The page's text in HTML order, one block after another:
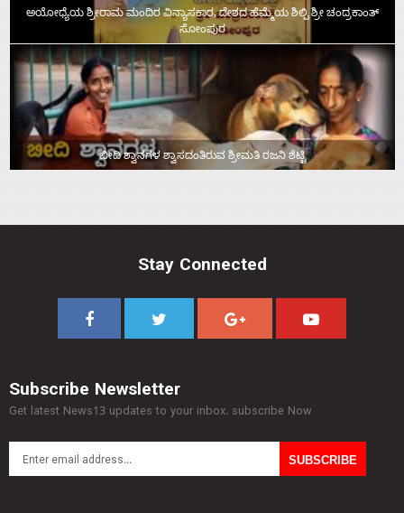
ಅಯೋಧ್ಯೆಯ ಶ್ರೀರಾಮ ಮಂದಿರ ವಿನ್ಯಾಸಕಾರ, ದೇಶದ ಹೆಮ್ಮೆಯ ಶಿಲ್ಪಿ ಶ್ರೀ ಚಂದ್ರಕಾಂತ್‌
ಸೋಂಪುರ
ಬೀದಿ ಶ್ವಾನಗಳ ಶ್ವಾಸದಂತಿರುವ ಶ್ರೀಮತಿ ರಜನಿ ಶೆಟ್ಟಿ
Stay Connected
Subscribe Newsletter
Get latest News13 updates to your inbox. subscribe Now